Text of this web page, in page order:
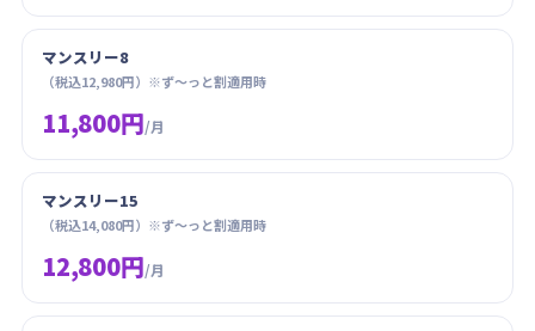
マンスリー8
（税込12,980円）※ず〜っと割適用時
11,800円/月
マンスリー15
（税込14,080円）※ず〜っと割適用時
12,800円/月